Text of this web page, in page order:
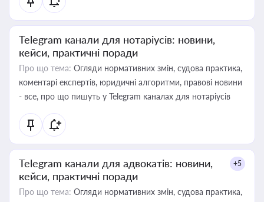
Telegram канали для нотаріусів: новини,
кейси, практичні поради
Про що тема: Огляди нормативних змін, судова практика,
коментарі експертів, юридичні алгоритми, правові новини
- все, про що пишуть у Telegram каналах для нотаріусів
Telegram канали для адвокатів: новини,
кейси, практичні поради
+5
Про що тема: Огляди нормативних змін, судова практика,